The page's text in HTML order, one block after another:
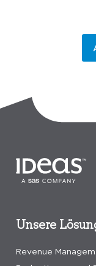
Unsere
Revenue